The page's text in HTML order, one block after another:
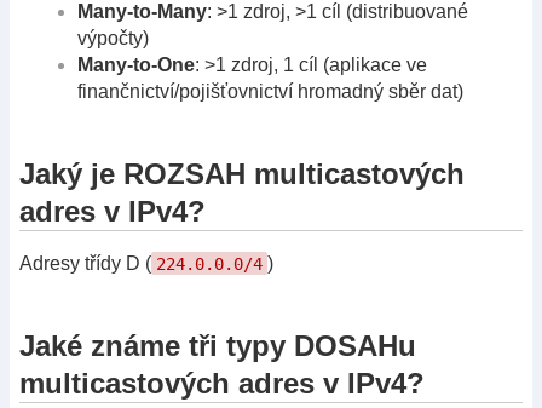
Many-to-Many: >1 zdroj, >1 cíl (distribuované
výpočty)
Many-to-One: >1 zdroj, 1 cíl (aplikace ve
finančnictví/pojišťovnictví hromadný sběr dat)
Jaký je ROZSAH multicastových
adres v IPv4?
Adresy třídy D ( 224.0.0.0/4 )
Jaké známe tři typy DOSAHu
multicastových adres v IPv4?